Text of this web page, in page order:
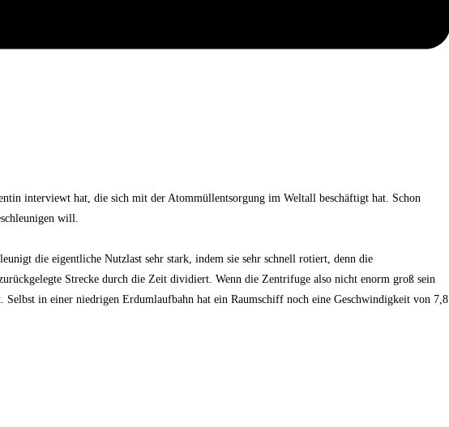
interviewt hat, die sich mit der Atommüllentsorgung im Weltall beschäftigt hat. Schon
will.
die eigentliche Nutzlast sehr stark, indem sie sehr schnell rotiert, denn die
Strecke durch die Zeit dividiert. Wenn die Zentrifuge also nicht enorm groß sein
in einer niedrigen Erdumlaufbahn hat ein Raumschiff noch eine Geschwindigkeit von 7,8